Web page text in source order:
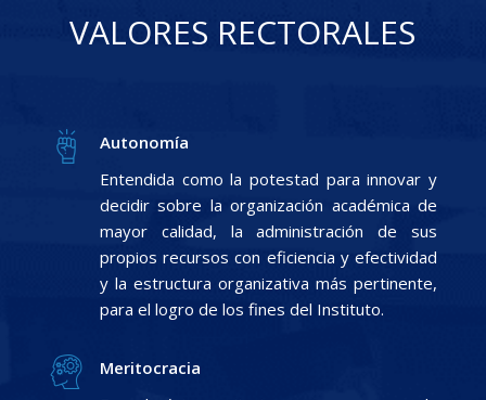
VALORES RECTORALES
Autonomía
Entendida como la potestad para innovar y
decidir sobre la organización académica de
mayor calidad, la administración de sus
propios recursos con eficiencia y efectividad
y la estructura organizativa más pertinente,
para el logro de los fines del Instituto.
Meritocracia